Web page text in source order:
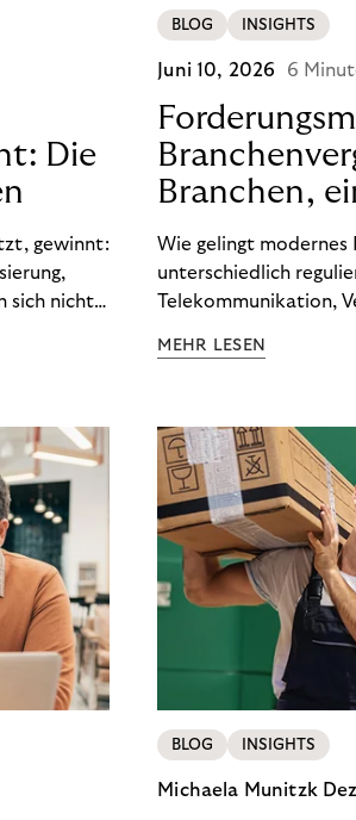
Die
gewinnt:
sich nicht
BLOG INSIGHTS
Juni 10, 2026 6
Branchen,
Wie gelingt modernes
unterschiedlich
Telekommunikation,
wirksam reduzieren
MEHR LESEN
BLOG INSIGHTS
Michaela Munitzk